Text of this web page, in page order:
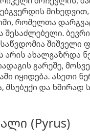
რომელთა
შესაძლებელი.
შიშველი
არის ახალგაზრდა
გარეშე,
იყიდება. ასეთი
მსუბუქი და ხშირად
(Pyrus)